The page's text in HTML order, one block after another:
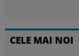
CELE MAI NOI